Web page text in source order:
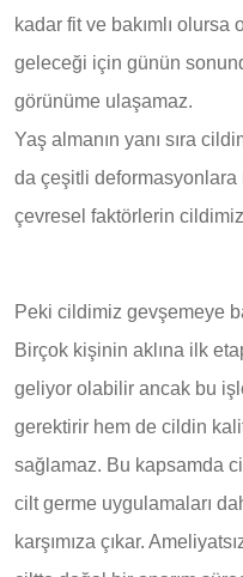
kadar fit ve bakımlı
geleceği için günün
görünüme ulaşamaz.
Yaş almanın yanı sıra
da çeşitli deformasyonlara
çevresel faktörlerin
Peki cildimiz gevşemeye
Birçok kişinin aklına ilk
geliyor olabilir ancak bu
gerektirir hem de cildin
sağlamaz. Bu kapsamda
cilt germe uygulamaları
karşımıza çıkar.